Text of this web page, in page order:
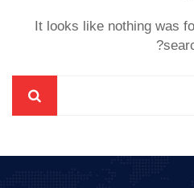
It looks like nothing was